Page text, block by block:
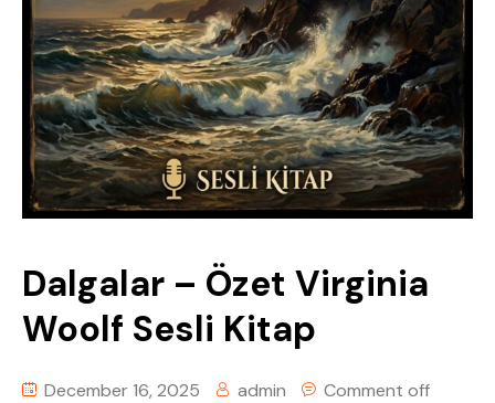
Kişisel Gelişim & Felsefe
Din & Tasavvuf
Tüm Sesli KitapLar
Dünya Klasikleri
Rus Edebiyatı
Fantastik & Macera
Kişisel Gelişim & Felsefe
Dalgalar – Özet Virginia
Woolf Sesli Kitap
December 16, 2025 admin Comment off